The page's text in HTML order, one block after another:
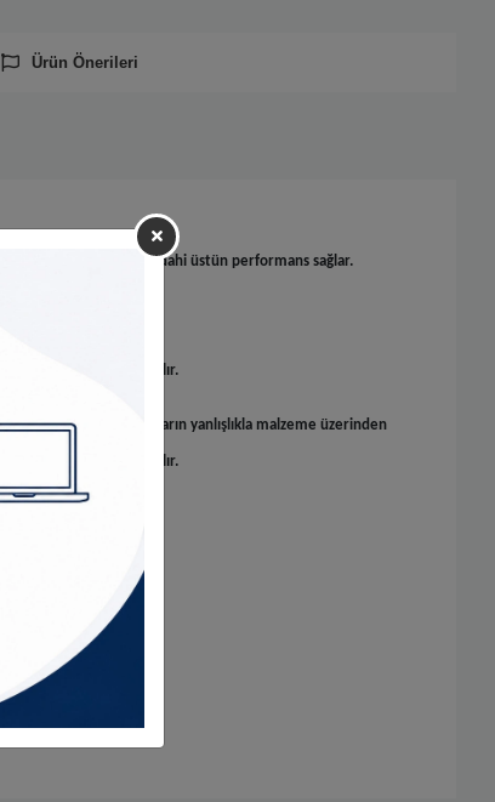
Ürün Önerileri
zorlu uygulamalarda dahi üstün performans sağlar.
ve motoru korumaya alır.
veya somunların yanlışlıkla malzeme üzerinden
ve motoru korumaya alır.
gelir.